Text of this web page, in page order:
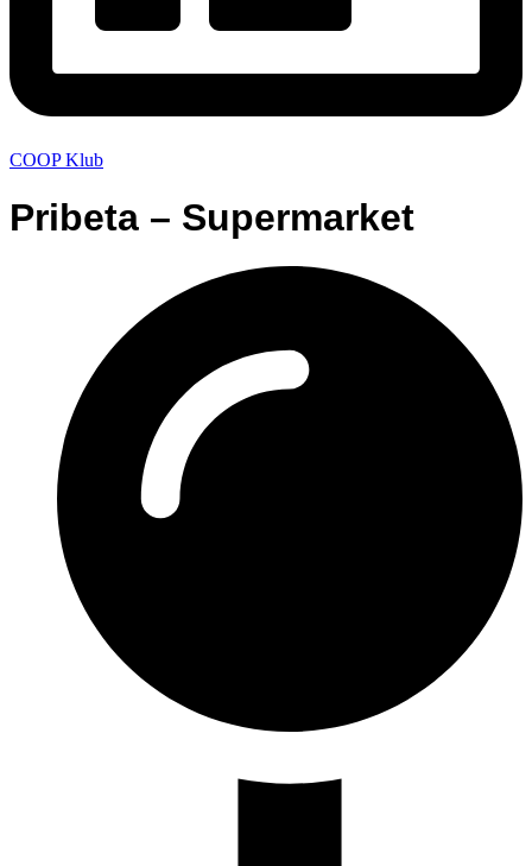
COOP Klub
Pribeta – Supermarket